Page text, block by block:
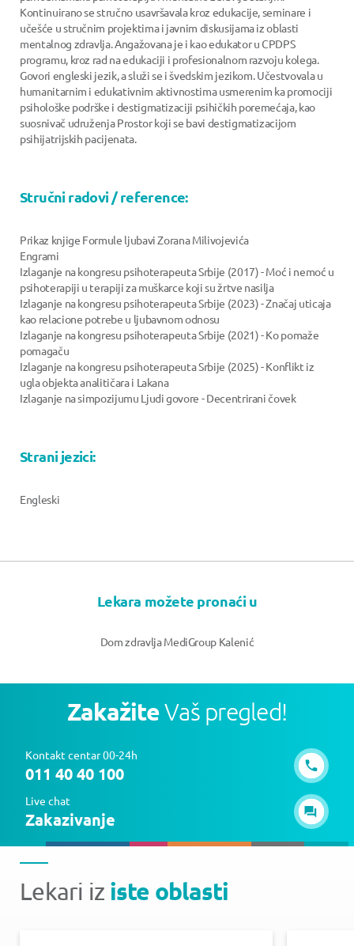
Kontinuirano se stručno usavršavala kroz edukacije, seminare i
učešće u stručnim projektima i javnim diskusijama iz oblasti
mentalnog zdravlja. Angažovana je i kao edukator u CPDPS
programu, kroz rad na edukaciji i profesionalnom razvoju kolega.
Govori engleski jezik, a služi se i švedskim jezikom. Učestvovala u
humanitarnim i edukativnim aktivnostima usmerenim ka promociji
psihološke podrške i destigmatizaciji psihičkih poremećaja, kao
suosnivač udruženja Prostor koji se bavi destigmatizacijom
psihijatrijskih pacijenata.
Stručni radovi / reference:
Prikaz knjige Formule ljubavi Zorana Milivojevića
Engrami
Izlaganje na kongresu psihoterapeuta Srbije (2017) - Moć i nemoć u
psihoterapiji u terapiji za muškarce koji su žrtve nasilja
Izlaganje na kongresu psihoterapeuta Srbije (2023) - Značaj uticaja
kao relacione potrebe u ljubavnom odnosu
Izlaganje na kongresu psihoterapeuta Srbije (2021) - Ko pomaže
pomagaču
Izlaganje na kongresu psihoterapeuta Srbije (2025) - Konflikt iz
ugla objekta analitičara i Lakana
Izlaganje na simpozijumu Ljudi govore - Decentrirani čovek
Strani jezici:
Engleski
Lekara možete pronaći u
Dom zdravlja MediGroup Kalenić
ZakažiteVaš pregled!
Kontakt centar 00-24h
011 40 40 100
Live chat
Zakazivanje
Lekari iz iste oblasti